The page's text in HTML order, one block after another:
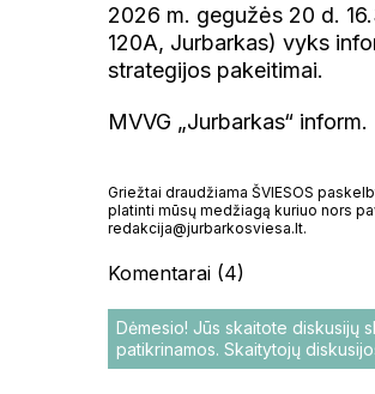
2026 m. gegužės 20 d.
120A, Jurbarkas) vyks
strategijos pakeitimai.
MVVG „Jurbarkas“ inform.
Griežtai draudžiama ŠVIESOS
platinti mūsų medžiagą kuriuo nors
redakcija@jurbarkosviesa.lt.
Komentarai (4)
Dėmesio! Jūs skaitote diskusijų
patikrinamos. Skaitytojų